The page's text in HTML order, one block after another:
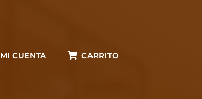
MI CUENTA CARRITO